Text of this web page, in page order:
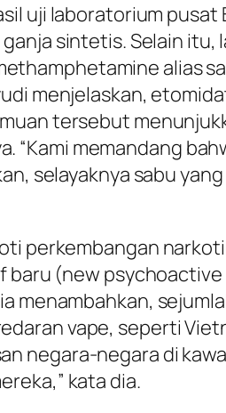
uji laboratorium
sintetis. Selain
alias
menjelaskan,
tersebut
“Kami memandang
selayaknya sabu
perkembangan
baru (new
menambahkan,
vape, seperti
negara-negara di
kata dia.